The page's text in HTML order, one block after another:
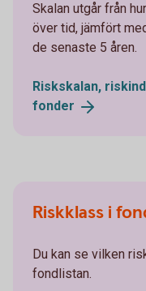
Skalan utgår från
över tid, jämfört
de senaste 5 åren.
Riskskalan,
fonder
Riskklass i
Du kan se vilken
fondlistan.